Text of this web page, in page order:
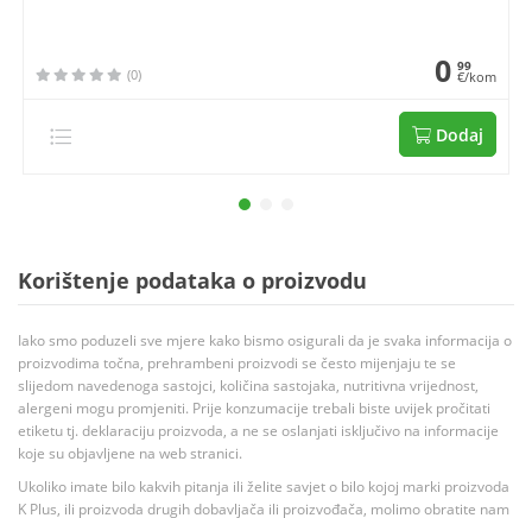
(0) 0 99
€/kom
Dodaj
Korištenje podataka o proizvodu
Iako smo poduzeli sve mjere kako bismo osigurali da je svaka informacija o
proizvodima točna, prehrambeni proizvodi se često mijenjaju te se
slijedom navedenoga sastojci, količina sastojaka, nutritivna vrijednost,
alergeni mogu promjeniti. Prije konzumacije trebali biste uvijek pročitati
etiketu tj. deklaraciju proizvoda, a ne se oslanjati isključivo na informacije
koje su objavljene na web stranici.
Ukoliko imate bilo kakvih pitanja ili želite savjet o bilo kojoj marki proizvoda
K Plus, ili proizvoda drugih dobavljača ili proizvođača, molimo obratite nam